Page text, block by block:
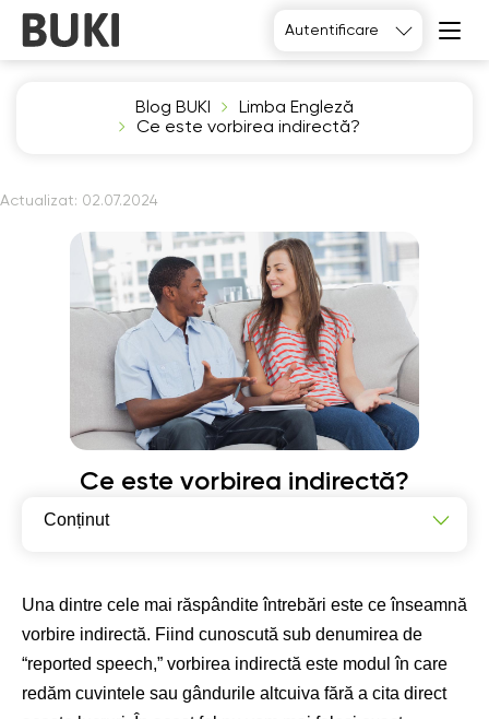
Autentificare
Blog BUKI
Limba Engleză
Ce este vorbirea indirectă?
Actualizat: 02.07.2024
Ce este vorbirea indirectă?
Conținut
Întrebări în vorbirea indirectă
Dificultăți frecvente întâmpinate de elevi
Una dintre cele mai răspândite întrebări este ce înseamnă
vorbire indirectă. Fiind cunoscută sub denumirea de
“reported speech,” vorbirea indirectă este modul în care
redăm cuvintele sau gândurile altcuiva fără a cita direct